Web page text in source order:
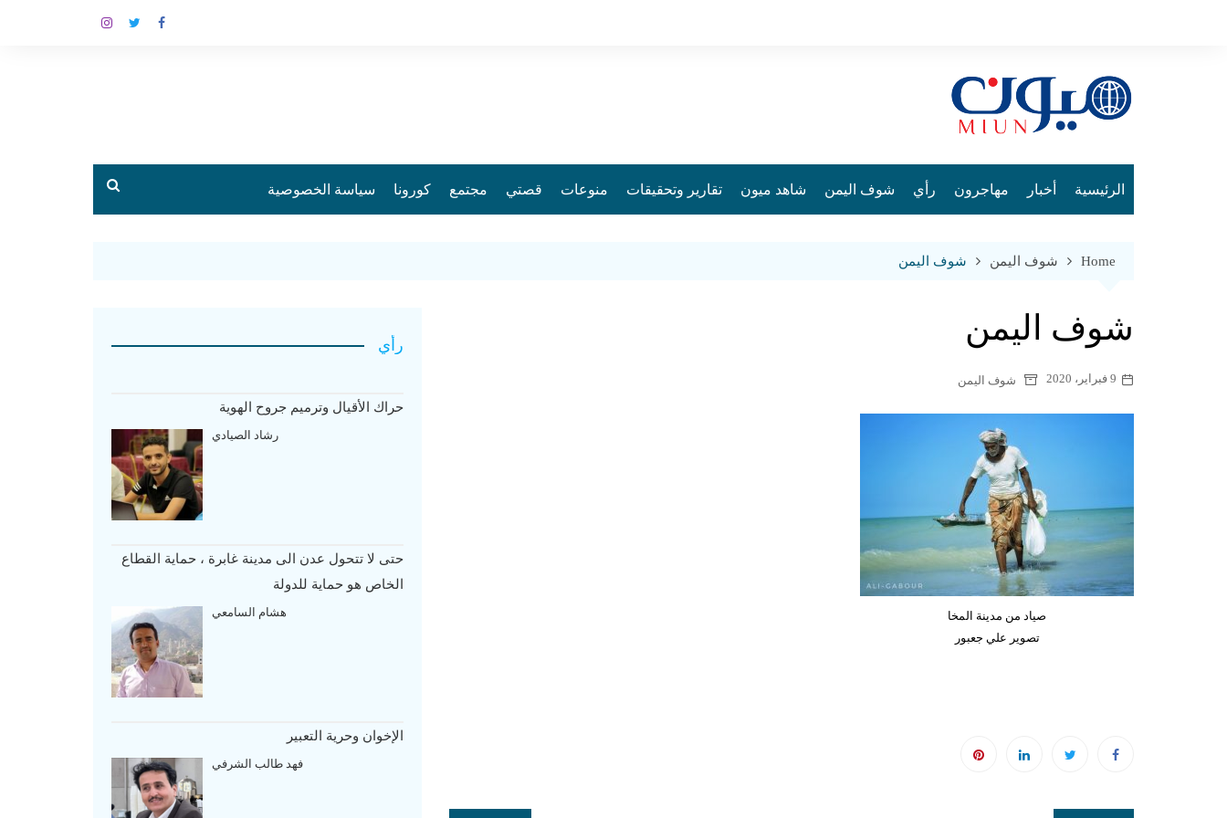
الرئيسية أخبار مهاجرون رأي شوف اليمن شاهد ميون تقارير وتحقيقات منوعات قصتي مجتمع كورونا سياسة الخصوصية
Home شوف اليمن شوف اليمن
شوف اليمن
9 فبراير، 2020 شوف اليمن
صياد من مدينة المخا
تصوير علي جعبور
رأي
حراك الأقيال وترميم جروح الهوية
رشاد الصيادي
حتى لا تتحول عدن الى مدينة غابرة ، حماية القطاع
الخاص هو حماية للدولة
هشام السامعي
الإخوان وحرية التعبير
فهد طالب الشرفي